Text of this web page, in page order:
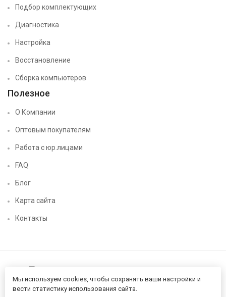
Подбор комплектующих
Диагностика
Настройка
Восстановление
Сборка компьютеров
Полезное
О Компании
Оптовым покупателям
Работа с юр.лицами
FAQ
Блог
Карта сайта
Контакты
Мы используем cookies, чтобы сохранять ваши настройки и
вести статистику использования сайта.